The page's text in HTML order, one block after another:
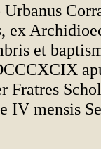
, ex
et
Fratres
IV mensis